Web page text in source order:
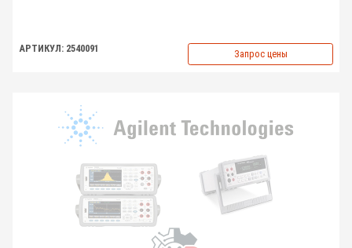
АРТИКУЛ: 2540091 Запрос цены